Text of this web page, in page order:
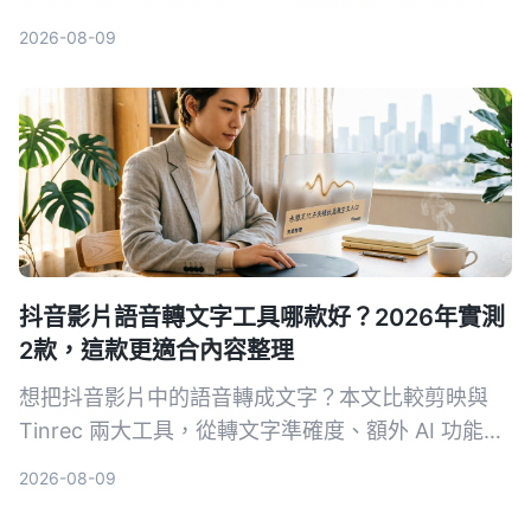
2026-08-09
抖音影片語音轉文字工具哪款好？2026年實測
2款，這款更適合內容整理
想把抖音影片中的語音轉成文字？本文比較剪映與
Tinrec 兩大工具，從轉文字準確度、額外 AI 功能、
2026-08-09